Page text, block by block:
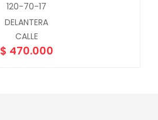
120-70-17
DELANTERA
CALLE
$ 470.000